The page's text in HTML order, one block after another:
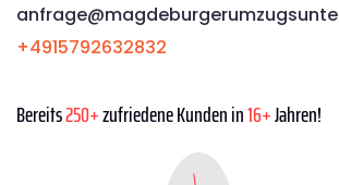
+4915792632832
Bereits250+zufriedene Kunden in16+Jahren!